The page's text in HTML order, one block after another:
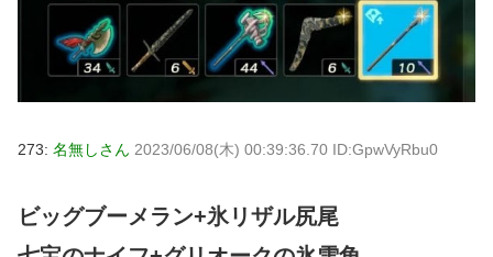
273: 名無しさん 2023/06/08(木) 00:39:36.70 ID:GpwVyRbu0
ビッグブーメラン+氷リザル尻尾